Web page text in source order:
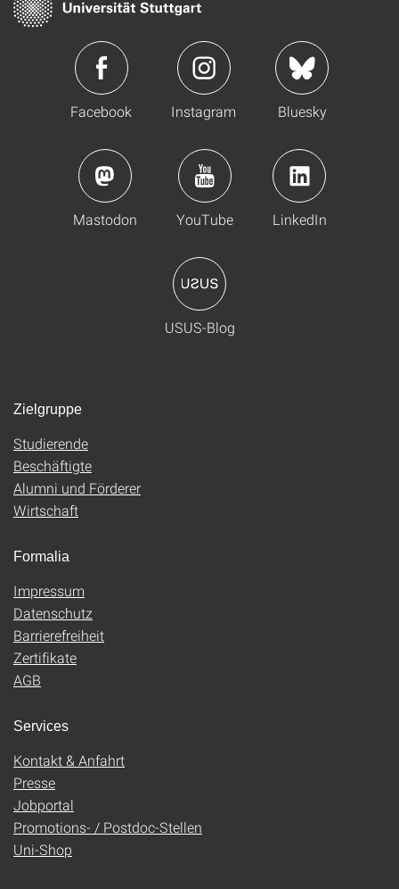
Facebook Instagram Bluesky
Mastodon YouTube LinkedIn
USUS-Blog
Zielgruppe
Studierende
Beschäftigte
Alumni und Förderer
Wirtschaft
Formalia
Impressum
Datenschutz
Barrierefreiheit
Zertifikate
AGB
Services
Kontakt & Anfahrt
Presse
Jobportal
Promotions- / Postdoc-Stellen
Uni-Shop